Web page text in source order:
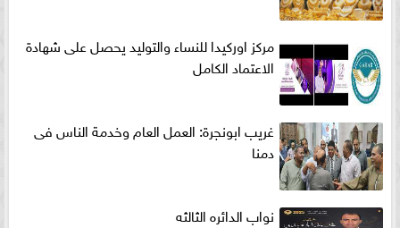
مركز اوركيدا للنساء والتوليد يحصل على شهادة
الاعتماد الكامل
غريب ابونجرة: العمل العام وخدمة الناس فى
دمنا
نواب الدائره الثالثه